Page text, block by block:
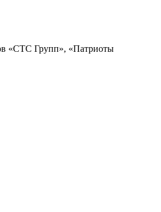
«СТС Групп», «Патриоты